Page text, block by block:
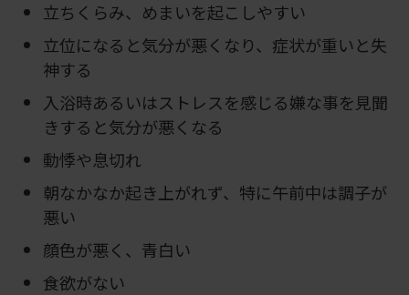
立ちくらみ、めまいを起こしやすい
立位になると気分が悪くなり、症状が重いと失
神する
入浴時あるいはストレスを感じる嫌な事を見聞
きすると気分が悪くなる
動悸や息切れ
朝なかなか起き上がれず、特に午前中は調子が
悪い
顔色が悪く、青白い
食欲がない